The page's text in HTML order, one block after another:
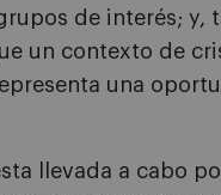
de interés; y,
un contexto de
una
llevada a cabo